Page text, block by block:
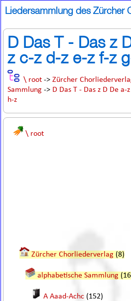
Liedersammlung des Zürcher
D Das T - Das z
z c-z d-z e-z f-z
\ root ->Zürcher
Sammlung -> D Das T - Das z D De a-
h-z
\ root
Zürcher Chorliederverlag (8)
alphabetische Sammlung
A Aaad-Achc (152)